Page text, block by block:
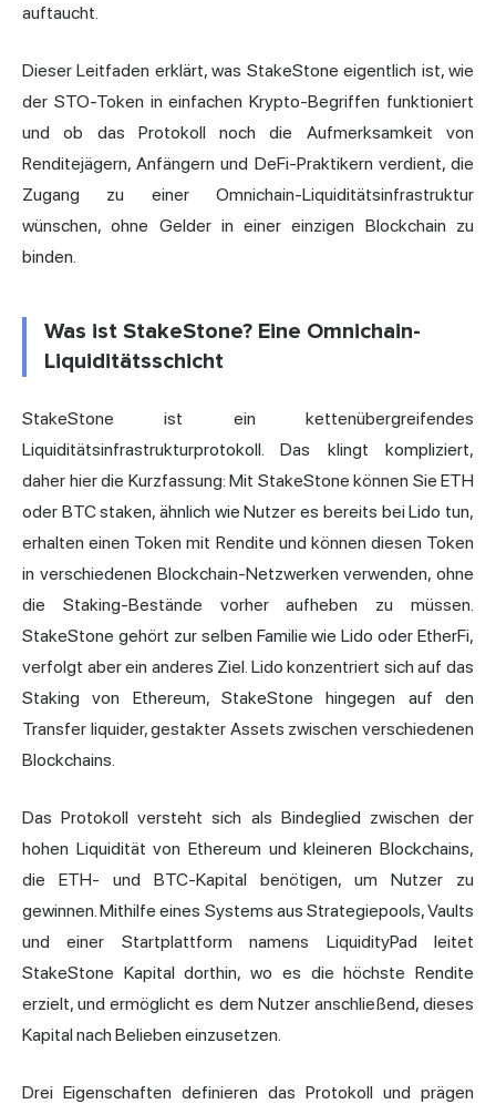
auftaucht.
Dieser Leitfaden erklärt, was StakeStone eigentlich ist, wie
der STO-Token in einfachen Krypto-Begriffen funktioniert
und ob das Protokoll noch die Aufmerksamkeit von
Renditejägern, Anfängern und DeFi-Praktikern verdient, die
Zugang zu einer Omnichain-Liquiditätsinfrastruktur
wünschen, ohne Gelder in einer einzigen Blockchain zu
binden.
Was ist StakeStone? Eine Omnichain-
Liquiditätsschicht
StakeStone ist ein kettenübergreifendes
Liquiditätsinfrastrukturprotokoll. Das klingt kompliziert,
daher hier die Kurzfassung: Mit StakeStone können Sie ETH
oder BTC staken, ähnlich wie Nutzer es bereits bei Lido tun,
erhalten einen Token mit Rendite und können diesen Token
in verschiedenen Blockchain-Netzwerken verwenden, ohne
die Staking-Bestände vorher aufheben zu müssen.
StakeStone gehört zur selben Familie wie Lido oder EtherFi,
verfolgt aber ein anderes Ziel. Lido konzentriert sich auf das
Staking von Ethereum, StakeStone hingegen auf den
Transfer liquider, gestakter Assets zwischen verschiedenen
Blockchains.
Das Protokoll versteht sich als Bindeglied zwischen der
hohen Liquidität von Ethereum und kleineren Blockchains,
die ETH- und BTC-Kapital benötigen, um Nutzer zu
gewinnen. Mithilfe eines Systems aus Strategiepools, Vaults
und einer Startplattform namens LiquidityPad leitet
StakeStone Kapital dorthin, wo es die höchste Rendite
erzielt, und ermöglicht es dem Nutzer anschließend, dieses
Kapital nach Belieben einzusetzen.
Drei Eigenschaften definieren das Protokoll und prägen